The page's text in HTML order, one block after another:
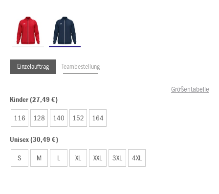
Einzelauftrag Teambestellung
Größentabelle
Kinder (27,49 €)
116 128 140 152 164
Unisex (30,49 €)
S M L XL XXL 3XL 4XL